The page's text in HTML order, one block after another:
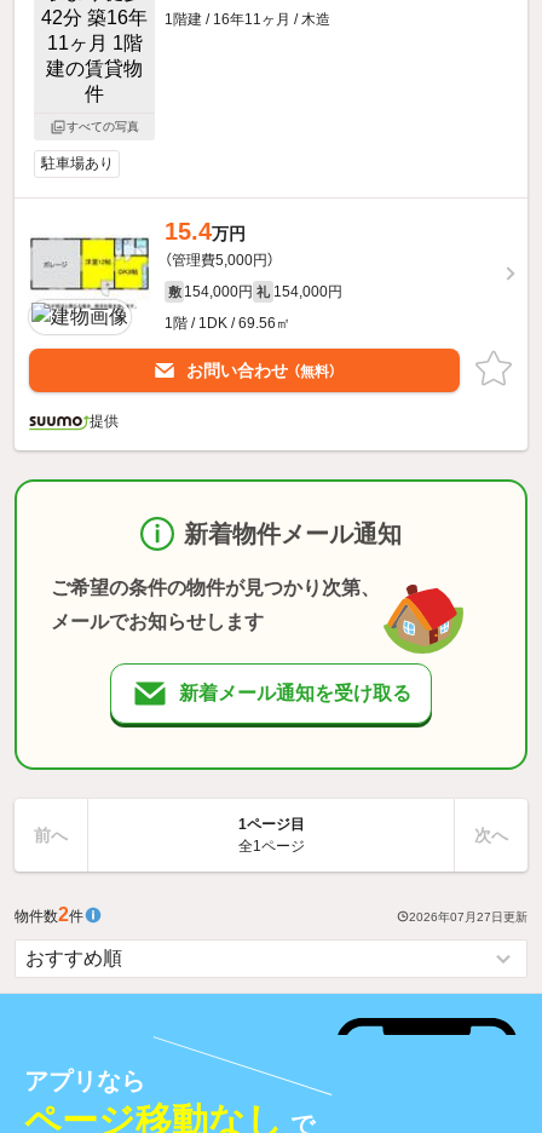
すべての写真
1階建 / 16年11ヶ月 / 木造
駐車場あり
15.4万円
（管理費5,000円）
敷 154,000円 礼 154,000円
1階 / 1DK / 69.56㎡
お問い合わせ （無料）
提供
新着物件メール通知
ご希望の条件の物件が見つかり次第、
メールでお知らせします
新着メール通知を受け取る
前へ
1ページ目
全1ページ
次へ
物件数2件 2026年07月27日更新
アプリなら
ページ移動なし で